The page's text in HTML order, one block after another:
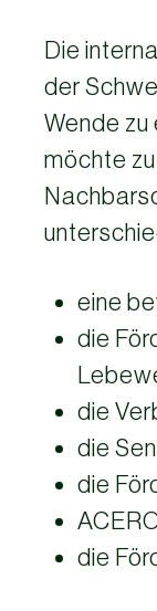
Die
der
Wende zu
möchte
eine
die
die
die
die
die